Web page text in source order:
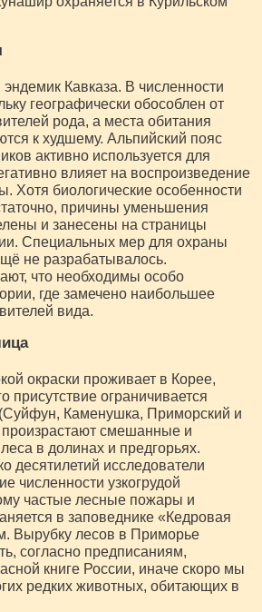
Кавказа. В численности
географически обособлен от
рода, а места обитания
к худшему. Альпийский пояс
активно используется для
влияет на воспроизведение
Хотя биологические особенности
причины уменьшения
и занесены на страницы
Специальных мер для охраны
не разрабатывалось.
что необходимы особо
где замечено наибольшее
вида.
окраски проживает в Корее,
присутствие ограничивается
Каменушка, Приморский и
произрастают смешанные и
в долинах и предгорьях.
десятилетий исследователи
численности узкогрудой
частые лесные пожары и
в заповеднике «Кедровая
Вырубку лесов в Приморье
согласно предписаниям,
книге России, иначе скоро мы
редких животных, обитающих в